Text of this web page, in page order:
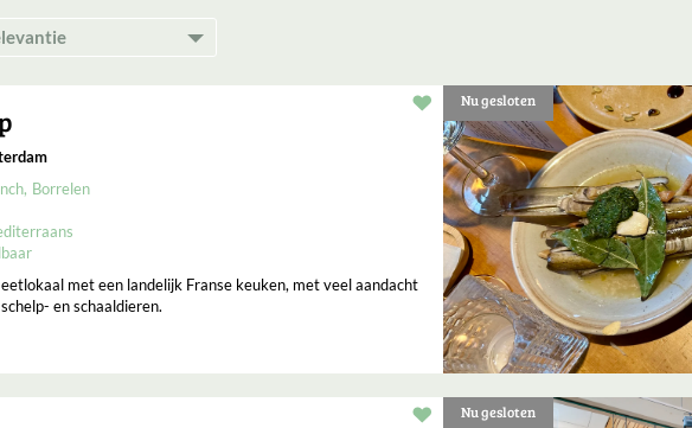
Nu gesloten
Restaurant toevoegen aan favorieten
Borrelen
met een landelijk Franse keuken, met veel aandacht
en schaaldieren.
Nu gesloten
Restaurant toevoegen aan favorieten